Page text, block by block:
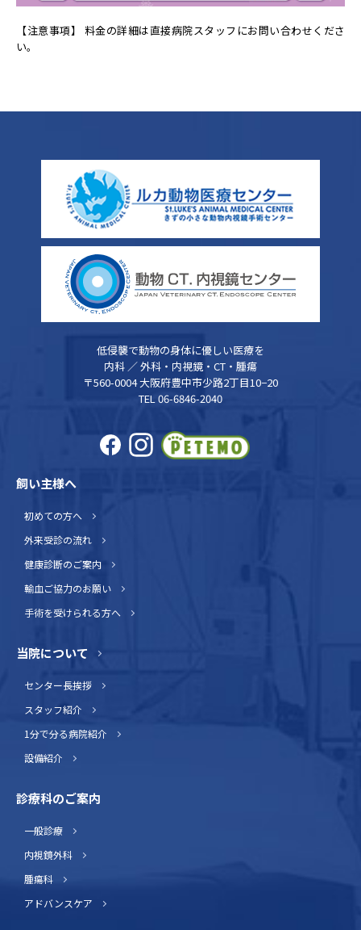
【注意事項】 料金の詳細は直接病院スタッフにお問い合わせくださ
い。
低侵襲で動物の身体に優しい医療を
内科 ／ 外科・内視鏡・CT・腫瘍
〒560-0004 大阪府豊中市少路2丁目10−20
TEL 06-6846-2040
飼い主様へ
初めての方へ
外来受診の流れ
健康診断のご案内
輸血ご協力のお願い
手術を受けられる方へ
当院について
センター長挨拶
スタッフ紹介
1分で分る病院紹介
設備紹介
診療科のご案内
一般診療
内視鏡外科
腫瘍科
アドバンスケア